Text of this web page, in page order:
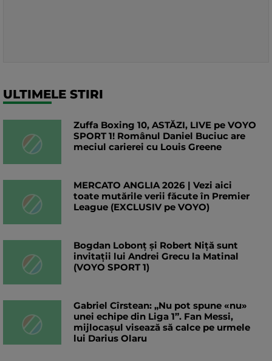
ULTIMELE STIRI
Zuffa Boxing 10, ASTĂZI, LIVE pe VOYO
SPORT 1! Românul Daniel Buciuc are
meciul carierei cu Louis Greene
MERCATO ANGLIA 2026 | Vezi aici
toate mutările verii făcute în Premier
League (EXCLUSIV pe VOYO)
Bogdan Lobonț și Robert Niță sunt
invitații lui Andrei Grecu la Matinal
(VOYO SPORT 1)
Gabriel Cîrstean: „Nu pot spune «nu»
unei echipe din Liga 1”. Fan Messi,
mijlocașul visează să calce pe urmele
lui Darius Olaru